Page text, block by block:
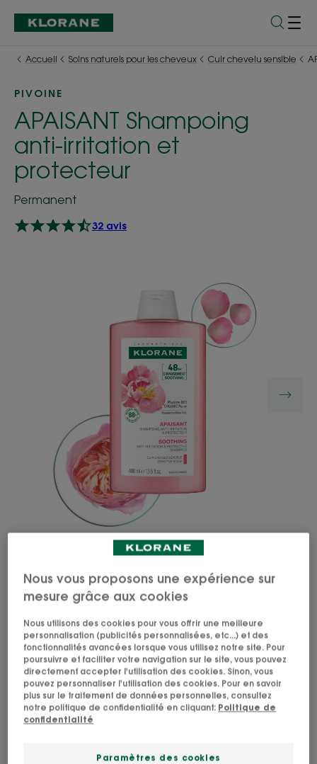
Accueil Soins naturels pour les cheveux Cuir chevelu sensible
PIVOINE
APAISANT Shampoing
anti-irritation et
protecteur
Permanent
32 avis
Pivoine médicinale Bio lave, protège et apporte
une sensation d'apaisement immédiate* et pour 48
heures** au cuir chevelu sensible.
SVG 85%
d'ingrédients
d'origine
SVG
Pivoine-
BIO-
SVG Picto
Fabriqué
SVG
BONNE-
Nous vous proposons une expérience sur
mesure grâce aux cookies
Nous utilisons des cookies pour vous offrir une meilleure
personnalisation (publicités personnalisées, etc...) et des
fonctionnalités avancées lorsque vous utilisez notre site. Pour
poursuivre et faciliter votre navigation sur le site, vous pouvez
directement accepter l'utilisation des cookies. Sinon, vous
pouvez personnaliser l'utilisation des cookies. Pour en savoir
plus sur le traitement de données personnelles, consultez
notre politique de confidentialité en cliquant: Politique de
confidentialité
Paramètres des cookies